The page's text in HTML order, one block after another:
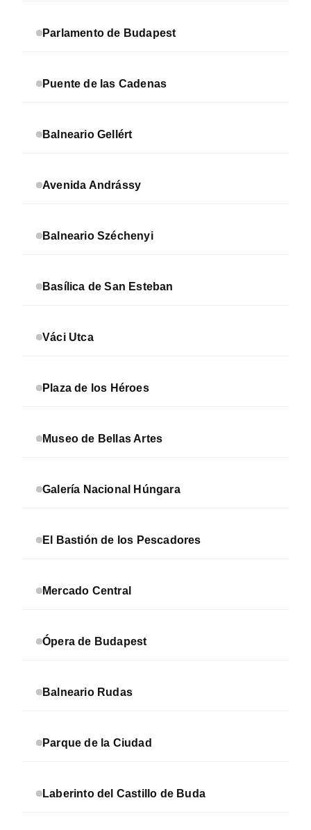
Parlamento de Budapest
Puente de las Cadenas
Balneario Gellért
Avenida Andrássy
Balneario Széchenyi
Basílica de San Esteban
Váci Utca
Plaza de los Héroes
Museo de Bellas Artes
Galería Nacional Húngara
El Bastión de los Pescadores
Mercado Central
Ópera de Budapest
Balneario Rudas
Parque de la Ciudad
Laberinto del Castillo de Buda